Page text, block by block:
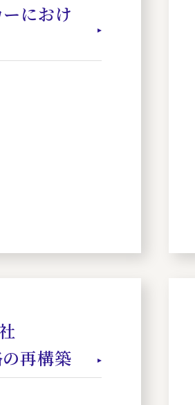
におけ
再構築